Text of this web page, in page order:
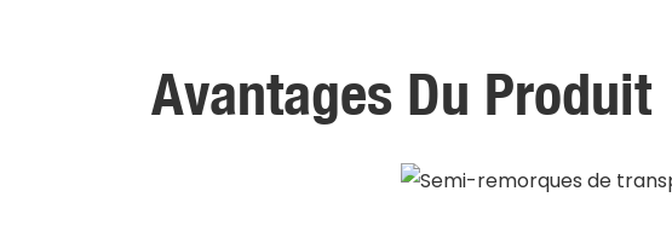
Avantages Du Produit